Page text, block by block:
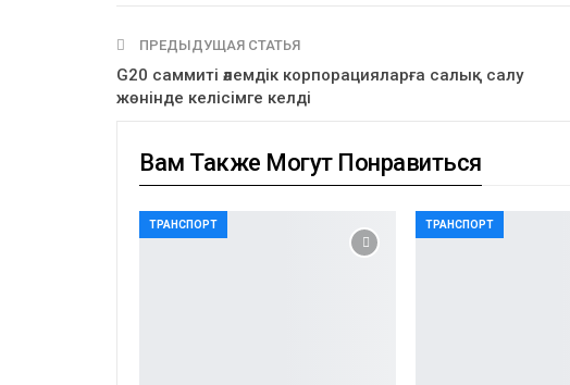
ПРЕДЫДУЩАЯ СТАТЬЯ
G20 саммиті әлемдік корпорацияларға салық салу
жөнінде келісімге келді
Вам Также Могут Понравиться
ТРАНСПОРТ ТРАНСПОРТ